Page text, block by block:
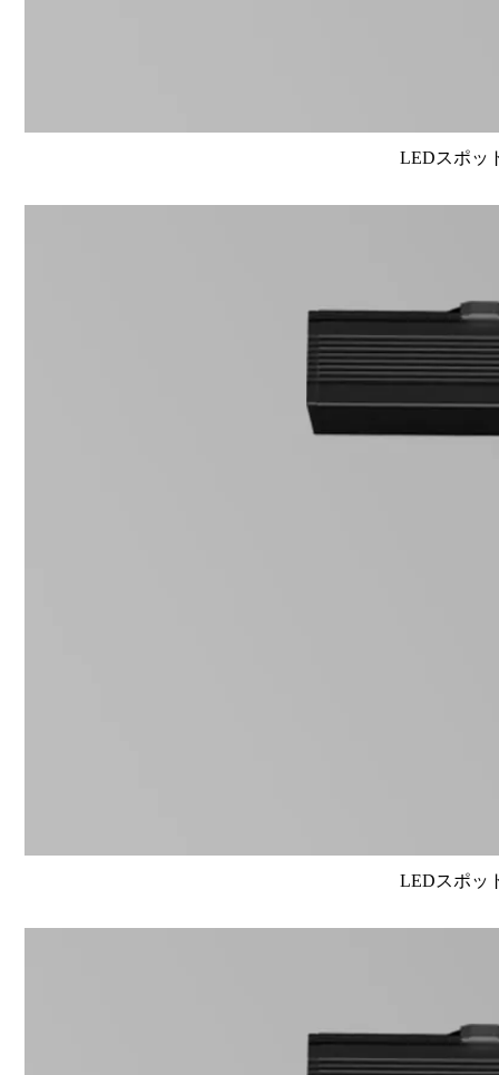
LEDスポッ
LEDスポッ